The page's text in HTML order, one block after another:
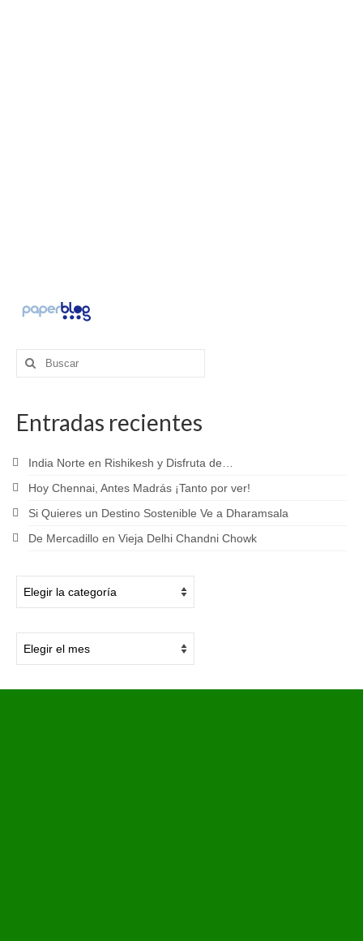
Buscar
por:
Entradas recientes
India Norte en Rishikesh y Disfruta de…
Hoy Chennai, Antes Madrás ¡Tanto por ver!
Si Quieres un Destino Sostenible Ve a Dharamsala
De Mercadillo en Vieja Delhi Chandni Chowk